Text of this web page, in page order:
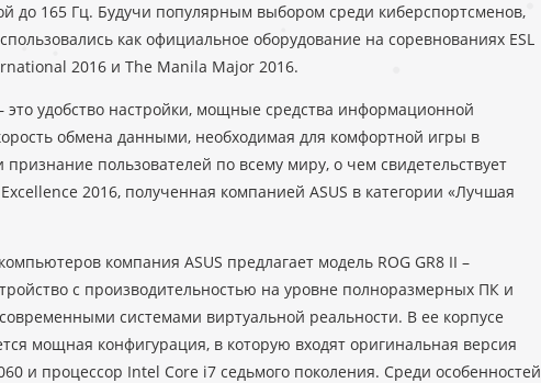
до 165 Гц. Будучи популярным выбором среди киберспортсменов,
как официальное оборудование на соревнованиях ESL
2016 и The Manila Major 2016.
это удобство настройки, мощные средства информационной
обмена данными, необходимая для комфортной игры в
пользователей по всему миру, о чем свидетельствует
2016, полученная компанией ASUS в категории «Лучшая
компания ASUS предлагает модель ROG GR8 II –
с производительностью на уровне полноразмерных ПК и
системами виртуальной реальности. В ее корпусе
мощная конфигурация, в которую входят оригинальная версия
и процессор Intel Core i7 седьмого поколения. Среди особенностей